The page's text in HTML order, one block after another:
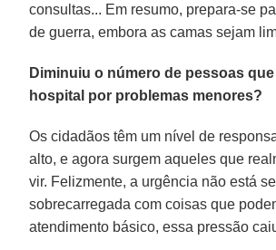
consultas... Em resumo, prepara-se
de guerra, embora as camas sejam
Diminuiu o número de pessoas
hospital por problemas menores?
Os cidadãos têm um nível de
alto, e agora surgem aqueles que
vir. Felizmente, a urgência não está
sobrecarregada com coisas que
atendimento básico, essa pressão